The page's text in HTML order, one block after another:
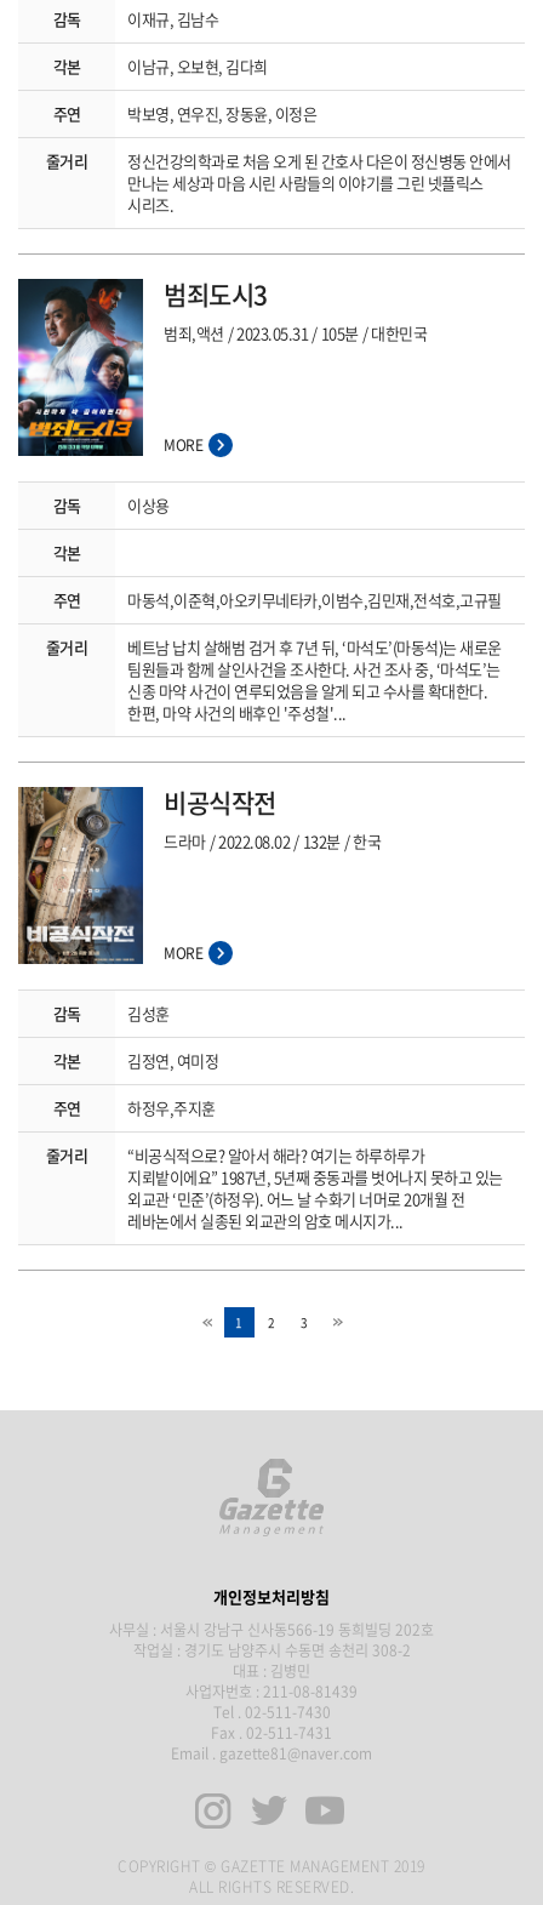
감독 이재규, 김남수
각본 이남규, 오보현, 김다희
주연 박보영, 연우진, 장동윤, 이정은
줄거리
정신건강의학과로 처음 오게 된 간호사 다은이 정신병동 안에서
만나는 세상과 마음 시린 사람들의 이야기를 그린 넷플릭스
시리즈.
범죄도시3
범죄,액션 2023.05.31 105분 대한민국
MORE
감독 이상용
각본
주연 마동석,이준혁,아오키무네타카,이범수,김민재,전석호,고규필
줄거리
베트남 납치 살해범 검거 후 7년 뒤, ‘마석도’(마동석)는 새로운
팀원들과 함께 살인사건을 조사한다. 사건 조사 중, ‘마석도’는
신종 마약 사건이 연루되었음을 알게 되고 수사를 확대한다.
한편, 마약 사건의 배후인 '주성철'...
비공식작전
드라마 2022.08.02 132분 한국
MORE
감독 김성훈
각본 김정연, 여미정
주연 하정우,주지훈
줄거리
“비공식적으로? 알아서 해라? 여기는 하루하루가
지뢰밭이에요” 1987년, 5년째 중동과를 벗어나지 못하고 있는
외교관 ‘민준’(하정우). 어느 날 수화기 너머로 20개월 전
레바논에서 실종된 외교관의 암호 메시지가...
1 2 3
개인정보처리방침
사무실 : 서울시 강남구 신사동566-19 동희빌딩 202호
작업실 : 경기도 남양주시 수동면 송천리 308-2
대표 : 김병민
사업자번호 : 211-08-81439
Tel . 02-511-7430
Fax . 02-511-7431
Email . gazette81@naver.com
COPYRIGHT © GAZETTE MANAGEMENT 2019
ALL RIGHTS RESERVED.